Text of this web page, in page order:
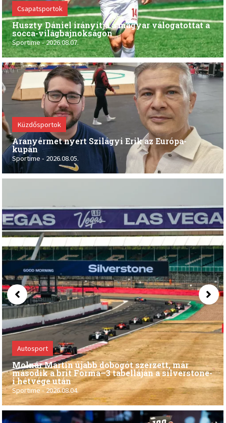
Csapatsportok
Huszty Dániel irányítja a magyar válogatottat a
socca-világbajnokságon
Sportime
on
2026.08.07.
Küzdősportok
Aranyérmet nyert Szilágyi Erik az Európa-
kupán
Sportime
Posted
on
2026.08.05.
Autosport
Molnár Martin újabb dobogót szerzett, már
második a brit Forma–3 tabelláján a silverstone-
i hétvége után
Sportime
Posted
on
2026.08.04.